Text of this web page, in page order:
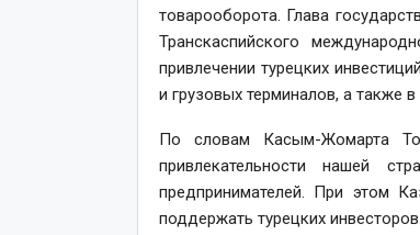
товарооборота. Глава
Транскаспийского
привлечении турецких
и грузовых терминалов, а также
По словам Касым-Жомарта
привлекательности нашей
предпринимателей. При этом
поддержать турецких инвесторов.